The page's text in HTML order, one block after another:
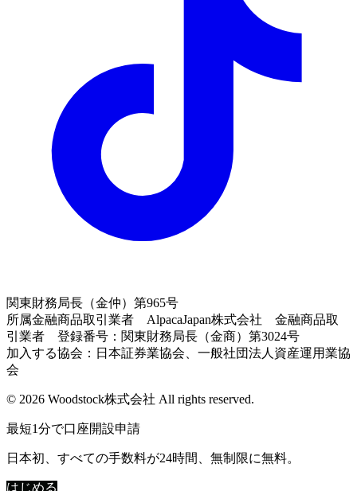
関東財務局長（金仲）第965号
所属金融商品取引業者 AlpacaJapan株式会社 金融商品取
引業者 登録番号：関東財務局長（金商）第3024号
加入する協会：日本証券業協会、一般社団法人資産運用業協
会
© 2026 Woodstock株式会社 All rights reserved.
最短1分で口座開設申請
日本初、すべての手数料が24時間、無制限に無料。
はじめる